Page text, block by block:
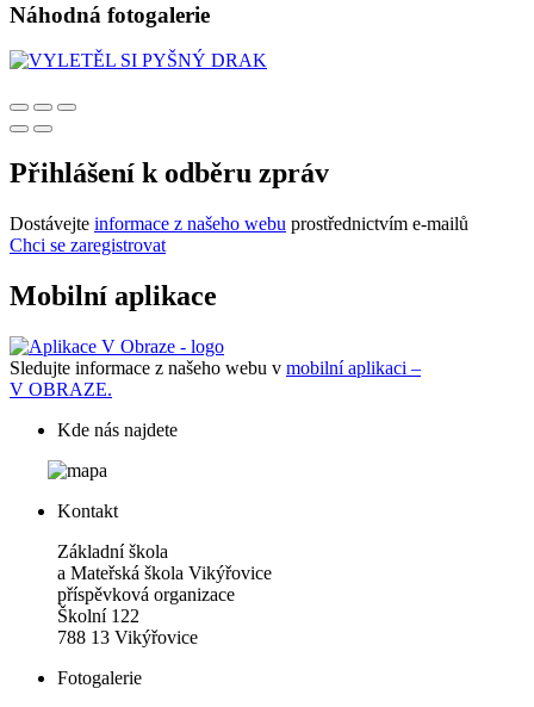
Náhodná fotogalerie
Přihlášení k odběru zpráv
Dostávejte informace z našeho webu prostřednictvím e-mailů
Chci se zaregistrovat
Mobilní aplikace
Sledujte informace z našeho webu v mobilní aplikaci –
V OBRAZE.
Kde nás najdete
Kontakt
Základní škola
a Mateřská škola Vikýřovice
příspěvková organizace
Školní 122
788 13 Vikýřovice
Fotogalerie